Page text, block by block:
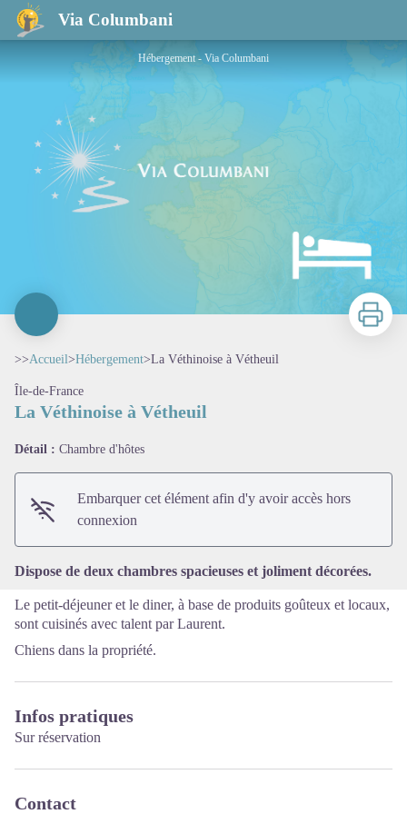
Via Columbani
La Véthinoise à Vétheuil
Hébergement - Via Columbani
Imprimer
>>Accueil>Hébergement>La Véthinoise à Vétheuil
Île-de-France
La Véthinoise à Vétheuil
Détail : Chambre d'hôtes
Embarquer cet élément afin d'y avoir accès hors
connexion
Dispose de deux chambres spacieuses et joliment décorées.
Le petit-déjeuner et le diner, à base de produits goûteux et locaux,
sont cuisinés avec talent par Laurent.
Chiens dans la propriété.
Infos pratiques
Sur réservation
Contact